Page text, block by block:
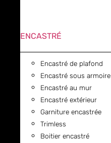
ENCASTRÉ
Encastré de plafond
Encastré sous armoire
Encastré au mur
Encastré extérieur
Garniture encastrée
Trimless
Boitier encastré